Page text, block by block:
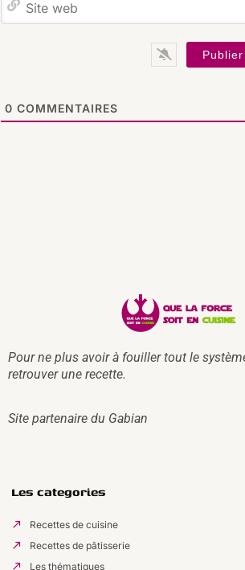
0 COMMENTAIRES
Pour ne plus avoir à fouiller tout le
retrouver une recette.
Site partenaire du Gabian
Les categories
Recettes de cuisine
Recettes de pâtisserie
Les thématiques